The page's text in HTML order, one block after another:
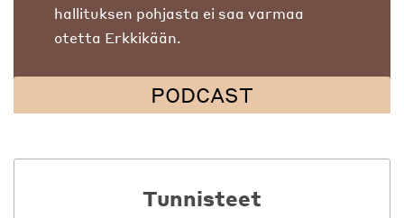
hallituksen pohjasta ei saa varmaa
otetta Erkkikään.
PODCAST
Tunnisteet